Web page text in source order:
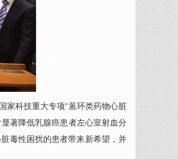
家科技重大专项“蒽环类药物心脏
著降低乳腺癌患者左心室射血分
毒性困扰的患者带来新希望，并